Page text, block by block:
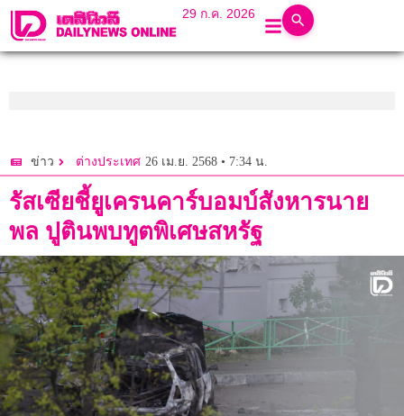
29 ก.ค. 2026
ข่าว ต่างประเทศ 26 เม.ย. 2568 • 7:34 น.
รัสเซียชี้ยูเครนคาร์บอมบ์สังหารนาย
พล ปูตินพบทูตพิเศษสหรัฐ